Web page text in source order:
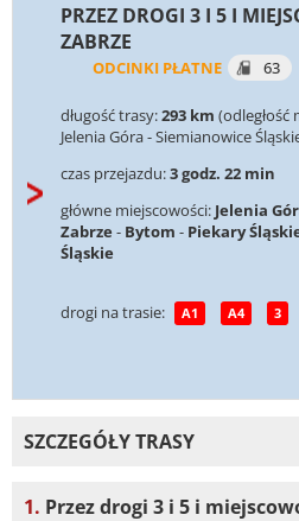
PRZEZ DROGI 3 I 5 I
ZABRZE
ODCINKI PŁATNE 63
długość trasy:293 km (odległość
Jelenia Góra - Siemianowice
czas przejazdu:3 godz. 22 min
główne miejscowości: Jelenia
Zabrze - Bytom - Piekary
Śląskie
drogi na trasie: A1 A4 3
SZCZEGÓŁY TRASY
1. Przez drogi 3 i 5 i